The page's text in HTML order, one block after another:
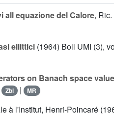
all equazione del Calore,
ellittici (1964) Boll UMI (3),
on Banach space
Zbl | MR
à l'Institut, Henri-Poincaré